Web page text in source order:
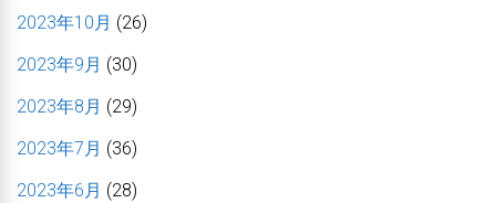
2023年10月 (26)
2023年9月 (30)
2023年8月 (29)
2023年7月 (36)
2023年6月 (28)